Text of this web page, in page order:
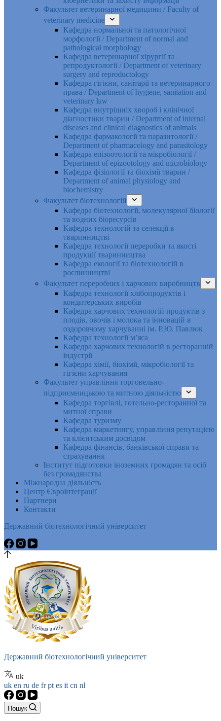
Факультет ветеринарної медицини / Faculty of
veterinary medicine
Кафедра нормальної та патологічної
морфології / Department of normal and
pathological morphology
Кафедра ветеринарної хірургії та
репродуктології / Department of veterinary
surgery and reproductology
Кафедра гігієни, санітарії та ветеринарного
права / Department of hygiene, sanitation and
veterinary law
Кафедра внутрішніх хвороб і клінічної
діагностики тварин / Department of internal
diseases and clinical diagnostics of animals
Кафедра фармакології та паразитології /
Department of pharmacology and parasitology
Кафедра епізоотології та мікробіології /
Department of epizootology and microbiology
Кафедра фізіології та біохімії тварин /
Department of animal physiology and
biochemistry
Факультет біотехнологій
Кафедра біотехнології, молекулярної біології
та водних біоресурсів
Кафедра технологій та селекції в
тваринництві
Кафедра технології переробки та якості
продукції тваринництва
Кафедра екології та біотехнологій в
рослинництві
Факультет переробних і харчових виробництв
Кафедра технології хлібопродуктів і
кондитерських виробів
Кафедра харчових технологій продуктів з
плодів, овочів і молока та інновацій в
оздоровчому харчуванні ім. Р.Ю. Павлюк
Кафедра технології м’яса
Кафедра харчових технологій в ресторанній
індустрії
Кафедра хімії, біохімії, мікробіології та
гігієни харчування
Факультет управління торговельно-
підприємницькою та митною діяльністю
Кафедра торгівлі, готельно-ресторанної та
митної справи
Кафедра туризму
Кафедра маркетингу, управління репутацією
та клієнтським досвідом
Кафедра фінансів, банківської справи та
страхування
Інститут підготовки іноземних громадян та осіб
без громадянства
Міжнародна діяльність
Центр Євроінтеграції
Партнери
Контакти
Державний біотехнологічний університет
Державний біотехнологічний університет
uk
uk en ru de frpt es it cn nl
Пошук